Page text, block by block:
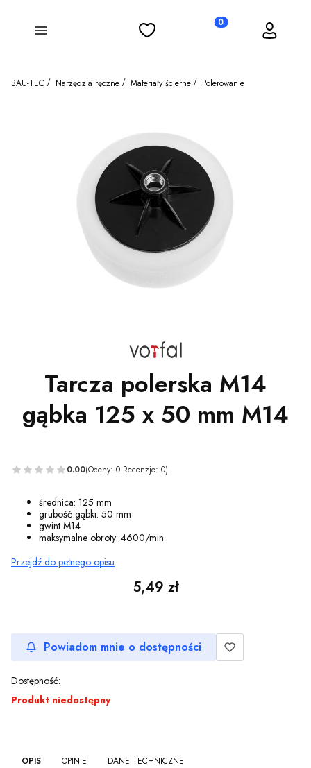
Menu Ulubione Produkty w koszyku:
Koszyk Zaloguj się
BAU-TEC Narzędzia ręczne Materiały ścierne Polerowanie
Tarcza polerska M14
gąbka 125 x 50 mm M14
0.00(Oceny: 0 Recenzje: 0)
średnica: 125 mm
grubość gąbki: 50 mm
gwint M14
maksymalne obroty: 4600/min
Przejdź do pełnego opisu
Cena
5,49 zł
Powiadom mnie o dostępności
Dostępność:
Produkt niedostępny
OPIS OPINIE DANE TECHNICZNE